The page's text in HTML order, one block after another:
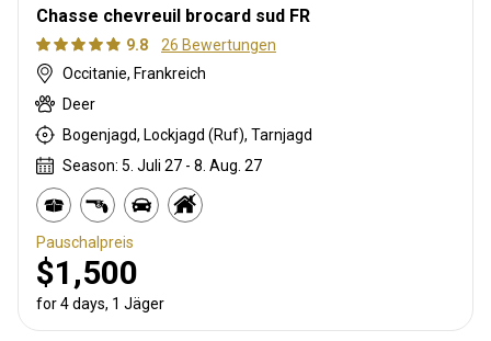
Chasse chevreuil brocard sud FR
9.8
26 Bewertungen
Occitanie, Frankreich
Deer
Bogenjagd, Lockjagd (Ruf), Tarnjagd
Season: 5. Juli 27 - 8. Aug. 27
Pauschalpreis
$1,500
for 4 days, 1 Jäger